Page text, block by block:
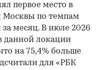
первое место в
Москвы по темпам
месяц. В июле 2026
данной локации
на 75,4% больше
для «РБК